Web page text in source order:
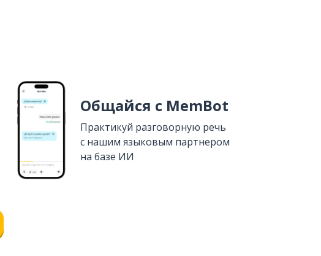
Общайся с MemBot
Практикуй разговорную речь
с нашим языковым партнером
на базе ИИ